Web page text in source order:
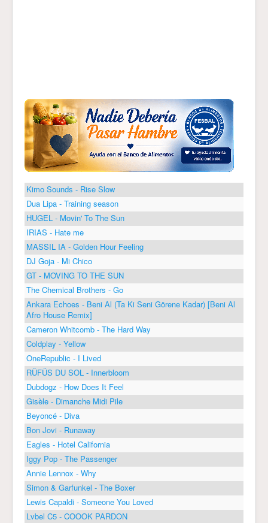
Kimo Sounds - Rise Slow
Dua Lipa - Training season
HUGEL - Movin' To The Sun
IRIAS - Hate me
MASSIL IA - Golden Hour Feeling
DJ Goja - Mi Chico
GT - MOVING TO THE SUN
The Chemical Brothers - Go
Ankara Echoes - Beni Al (Ta Ki Seni Görene Kadar) [Beni Al
Afro House Remix]
Cameron Whitcomb - The Hard Way
Coldplay - Yellow
OneRepublic - I Lived
RÜFÜS DU SOL - Innerbloom
Dubdogz - How Does It Feel
Gisèle - Dimanche Midi Pile
Beyoncé - Diva
Bon Jovi - Runaway
Eagles - Hotel California
Iggy Pop - The Passenger
Annie Lennox - Why
Simon & Garfunkel - The Boxer
Lewis Capaldi - Someone You Loved
Lvbel C5 - COOOK PARDON